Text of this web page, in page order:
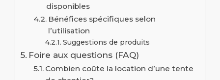
disponibles
Bénéfices spécifiques selon
l’utilisation
Suggestions de produits
Foire aux questions (FAQ)
Combien coûte la location d’une tente